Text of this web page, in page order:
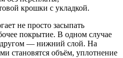
крошки с укладкой.
не просто засыпать
покрытие. В одном случае
другом — нижний слой. На
становятся объём, уплотнение